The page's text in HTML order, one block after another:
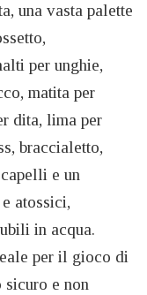
una vasta palette
per unghie,
matita per
dita, lima per
braccialetto,
e un
atossici,
in acqua.
per il gioco di
e non